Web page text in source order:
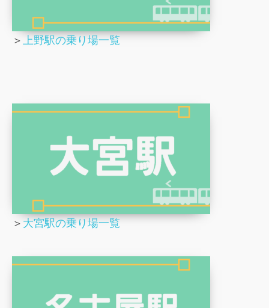
＞ 上野駅の乗り場一覧
＞ 大宮駅の乗り場一覧